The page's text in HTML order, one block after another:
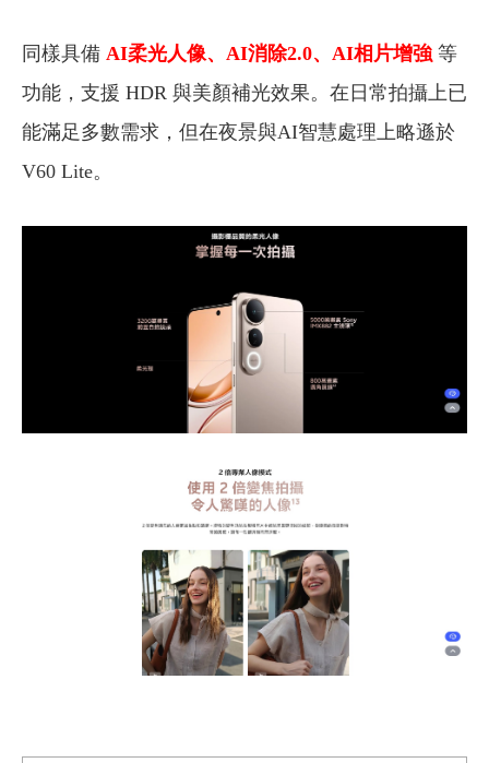
同樣具備 AI柔光人像、AI消除2.0、AI相片增強 等
功能，支援 HDR 與美顏補光效果。在日常拍攝上已
能滿足多數需求，但在夜景與AI智慧處理上略遜於
V60 Lite。